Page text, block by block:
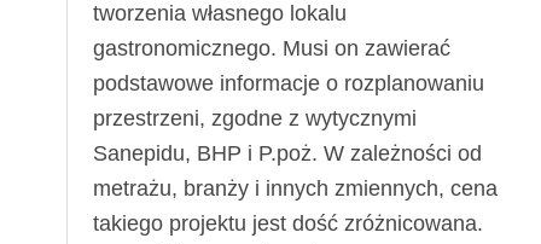
tworzenia własnego lokalu
gastronomicznego. Musi on zawierać
podstawowe informacje o rozplanowaniu
przestrzeni, zgodne z wytycznymi
Sanepidu, BHP i P.poż. W zależności od
metrażu, branży i innych zmiennych, cena
takiego projektu jest dość zróżnicowana.